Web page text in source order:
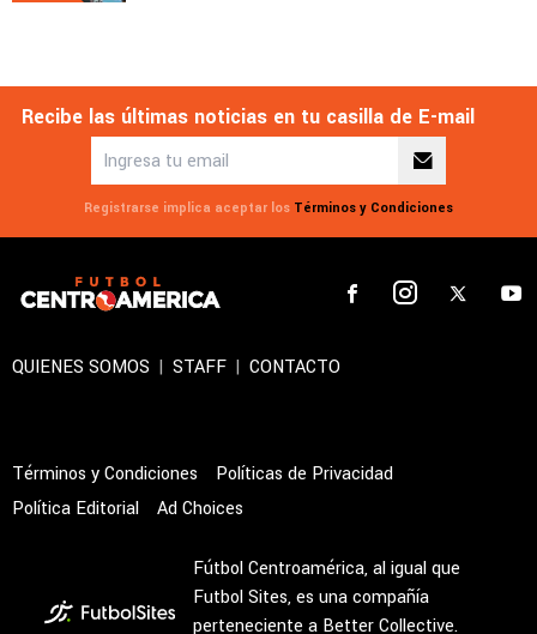
Recibe las últimas noticias en tu casilla de E-mail
Registrarse implica aceptar los Términos y Condiciones
QUIENES SOMOS | STAFF | CONTACTO
Términos y Condiciones
Políticas de Privacidad
Política Editorial
Ad Choices
Fútbol Centroamérica, al igual que
Futbol Sites, es una compañía
perteneciente a Better Collective.